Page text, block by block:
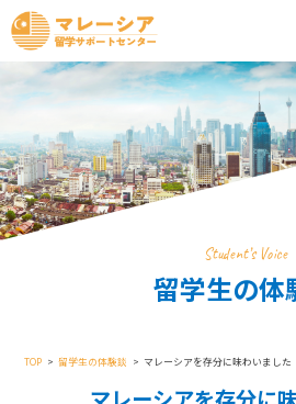
Student’s Voice
留学生の体
TOP 留学生の体験談 マレーシアを存分に味わいました